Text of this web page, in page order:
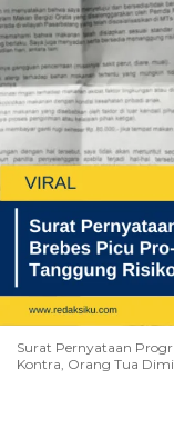
Surat Pernyataan
Kontra, Orang Tua